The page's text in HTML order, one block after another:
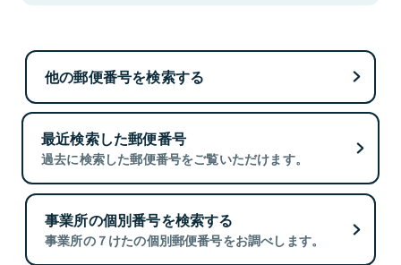
他の郵便番号を検索する
最近検索した郵便番号
過去に検索した郵便番号をご覧いただけます。
事業所の個別番号を検索する
事業所の７けたの個別郵便番号をお調べします。